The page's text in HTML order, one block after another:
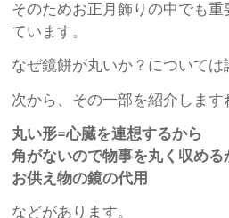
そのためお正月飾りの中でも
ています。
なぜ鏡餅が丸いか？については
次から、その一部を紹介します
丸い形=心臓を連想するから
角がないので物事を丸く収める
お供え物の鏡の代用
などがあります。